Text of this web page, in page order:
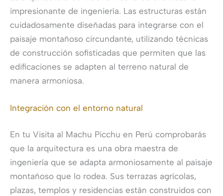
impresionante de ingeniería. Las estructuras están
cuidadosamente diseñadas para integrarse con el
paisaje montañoso circundante, utilizando técnicas
de construcción sofisticadas que permiten que las
edificaciones se adapten al terreno natural de
manera armoniosa.
Integración con el entorno natural
En tu Visita al Machu Picchu en Perú comprobarás
que la arquitectura es una obra maestra de
ingeniería que se adapta armoniosamente al paisaje
montañoso que lo rodea. Sus terrazas agrícolas,
plazas, templos y residencias están construidos con